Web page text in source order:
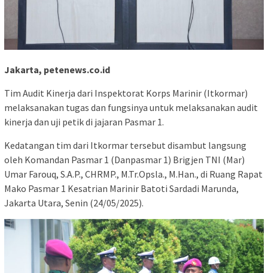
Jakarta, petenews.co.id
Tim Audit Kinerja dari Inspektorat Korps Marinir (Itkormar)
melaksanakan tugas dan fungsinya untuk melaksanakan audit
kinerja dan uji petik di jajaran Pasmar 1.
Kedatangan tim dari Itkormar tersebut disambut langsung
oleh Komandan Pasmar 1 (Danpasmar 1) Brigjen TNI (Mar)
Umar Farouq, S.A.P., CHRMP., M.Tr.Opsla., M.Han., di Ruang Rapat
Mako Pasmar 1 Kesatrian Marinir Batoti Sardadi Marunda,
Jakarta Utara, Senin (24/05/2025).